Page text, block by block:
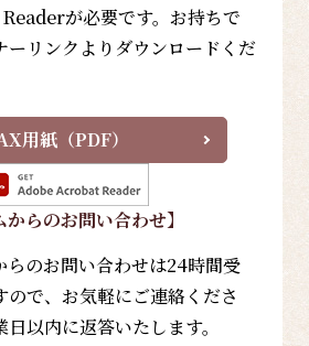
が必要です。お持ちで
ーリンクよりダウンロードくだ
用紙（PDF）
からのお問い合わせ】
らのお問い合わせは24時間受
ので、お気軽にご連絡くださ
以内に返答いたします。